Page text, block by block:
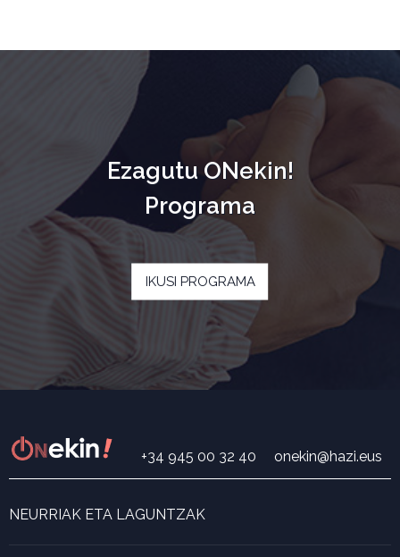
Ezagutu ONekin!
Programa
IKUSI PROGRAMA
+34 945 00 32 40 onekin@hazi.eus
NEURRIAK ETA LAGUNTZAK